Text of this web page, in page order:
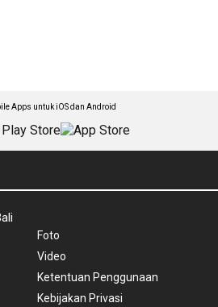
Apps untuk iOS dan Android
Foto
Video
Ketentuan Penggunaan
Kebijakan Privasi